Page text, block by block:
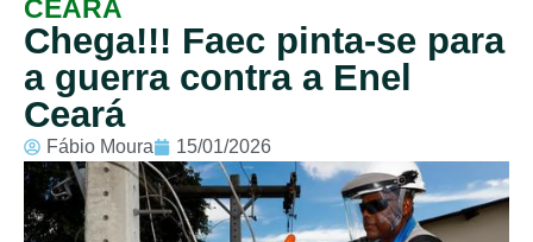
CEARÁ
Chega!!! Faec pinta-se para
a guerra contra a Enel
Ceará
Fábio Moura 15/01/2026